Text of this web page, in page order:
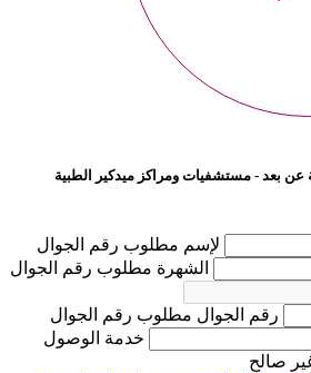
عن بعد - مستشفيات ومراكز ميدكير الطبية
لإسم مطلوب رقم الجوال
الشهرة مطلوب رقم الجوال
رقم الجوال مطلوب رقم الجوال
خدمة الوصول
صالح